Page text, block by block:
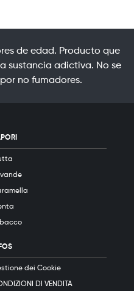
de edad. Producto que
sustancia adictiva. No se
no fumadores.
dei Cookie
DI VENDITA